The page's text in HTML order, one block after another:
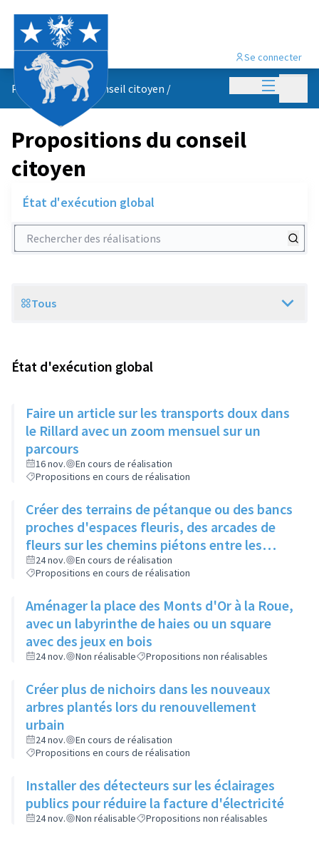
Menu
Se connecter
Propositions du conseil citoyen /
Propositions du conseil
citoyen
État d'exécution global
Rechercher des réalisations
Scope
Tous
État d'exécution global
Faire un article sur les transports doux dans
le Rillard avec un zoom mensuel sur un
parcours
16 nov.
En cours de réalisation
Propositions en cours de réalisation
Créer des terrains de pétanque ou des bancs
proches d'espaces fleuris, des arcades de
fleurs sur les chemins piétons entre les
immeubles
24 nov.
En cours de réalisation
Propositions en cours de réalisation
Aménager la place des Monts d'Or à la Roue,
avec un labyrinthe de haies ou un square
avec des jeux en bois
24 nov. Non réalisable Propositions non réalisables
Créer plus de nichoirs dans les nouveaux
arbres plantés lors du renouvellement
urbain
24 nov.
En cours de réalisation
Propositions en cours de réalisation
Installer des détecteurs sur les éclairages
publics pour réduire la facture d'électricité
24 nov. Non réalisable Propositions non réalisables